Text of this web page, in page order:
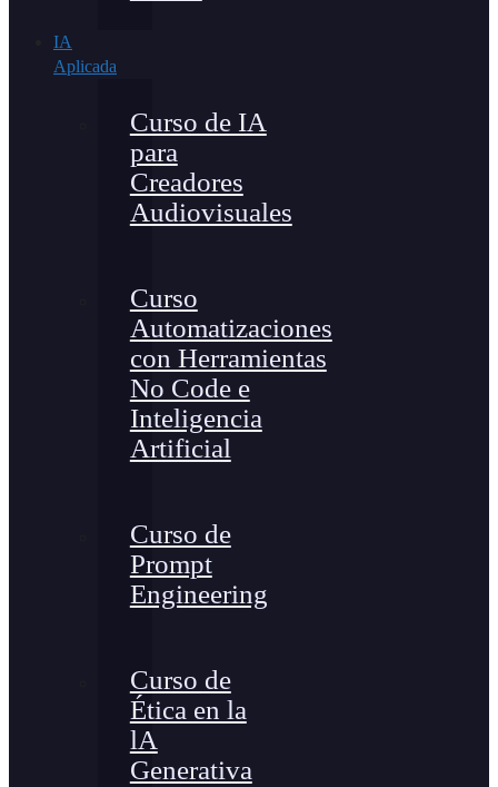
IA
Aplicada
Curso de IA
para
Creadores
Audiovisuales
Curso
Automatizaciones
con Herramientas
No Code e
Inteligencia
Artificial
Curso de
Prompt
Engineering
Curso de
Ética en la
lA
Generativa